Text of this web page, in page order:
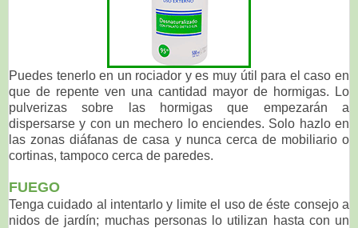
Puedes tenerlo en un rociador y es muy útil para el caso en
que de repente ven una cantidad mayor de hormigas. Lo
pulverizas sobre las hormigas que empezarán a
dispersarse y con un mechero lo enciendes. Solo hazlo en
las zonas diáfanas de casa y nunca cerca de mobiliario o
cortinas, tampoco cerca de paredes.
FUEGO
Tenga cuidado al intentarlo y limite el uso de éste consejo a
nidos de jardín; muchas personas lo utilizan hasta con un